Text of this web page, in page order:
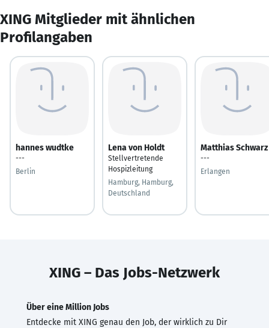
XING Mitglieder mit ähnlichen
Profilangaben
hannes wudtke
---
Berlin
Lena von Holdt
Stellvertretende
Hospizleitung
Hamburg, Hamburg,
Deutschland
Matthias Schwarz
---
Erlangen
XING – Das Jobs-Netzwerk
Über eine Million Jobs
Entdecke mit XING genau den Job, der wirklich zu Dir